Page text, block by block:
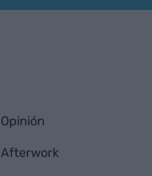
Opinión
Afterwork